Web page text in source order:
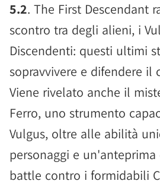
5.2. The First Descendant
scontro tra degli alieni, i
Discendenti: questi ultimi
sopravvivere e difendere il
Viene rivelato anche il
Ferro, uno strumento
Vulgus, oltre alle abilità
personaggi e
battle contro i formidabili